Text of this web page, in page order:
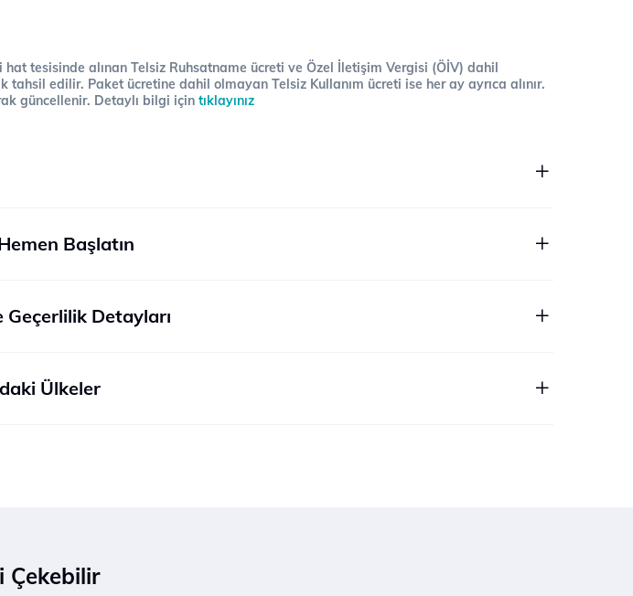
hat tesisinde alınan Telsiz Ruhsatname ücreti ve Özel İletişim Vergisi (ÖİV) dahil
tahsil edilir. Paket ücretine dahil olmayan Telsiz Kullanım ücreti ise her ay ayrıca alınır.
güncellenir. Detaylı bilgi için tıklayınız
Başlatın
Geçerlilik Detayları
Ülkeler
Çekebilir